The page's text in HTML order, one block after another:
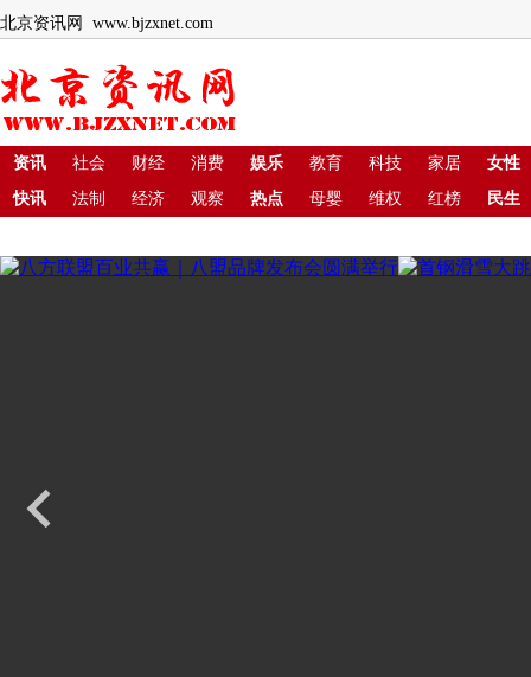
北京资讯网 www.bjzxnet.com
资讯 社会 财经 消费 娱乐 教育 科技 家居
女性
快讯
法制 经济 观察 热点 母婴 维权 红榜 民生